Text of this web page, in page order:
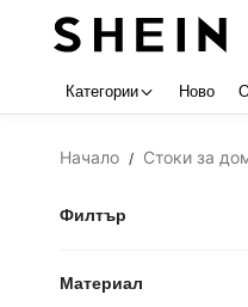
Категории Ново
Начало / Стоки за
Филтър
Материал